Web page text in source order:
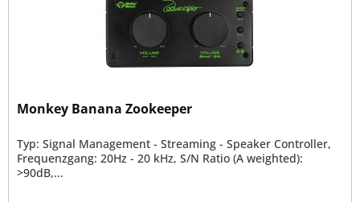
Monkey Banana Zookeeper
Typ: Signal Management - Streaming - Speaker Controller,
Frequenzgang: 20Hz - 20 kHz, S/N Ratio (A weighted):
>90dB,...